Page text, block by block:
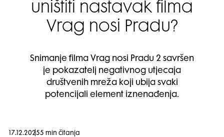
uništiti nastavak filma
Vrag nosi Pradu?
Snimanje filma Vrag nosi Pradu 2 savršen
je pokazatelj negativnog utjecaja
društvenih mreža koji ubija svaki
potencijali element iznenađenja.
17.12.20255 min čitanja